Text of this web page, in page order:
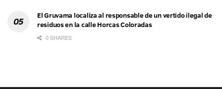
El Gruvama localiza al responsable de un vertido ilegal de
residuos en la calle Horcas Coloradas
0 SHARES